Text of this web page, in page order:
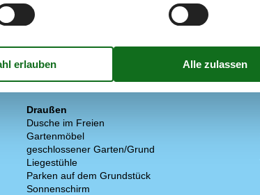
Deutsche Kanäle
Dän. TV
TV
Draußen
Dusche im Freien
Gartenmöbel
geschlossener Garten/Grund
Liegestühle
Parken auf dem Grundstück
Sonnenschirm